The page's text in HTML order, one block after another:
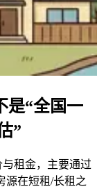
是“全国一
”
租金，主要通过
源在短租/长租之